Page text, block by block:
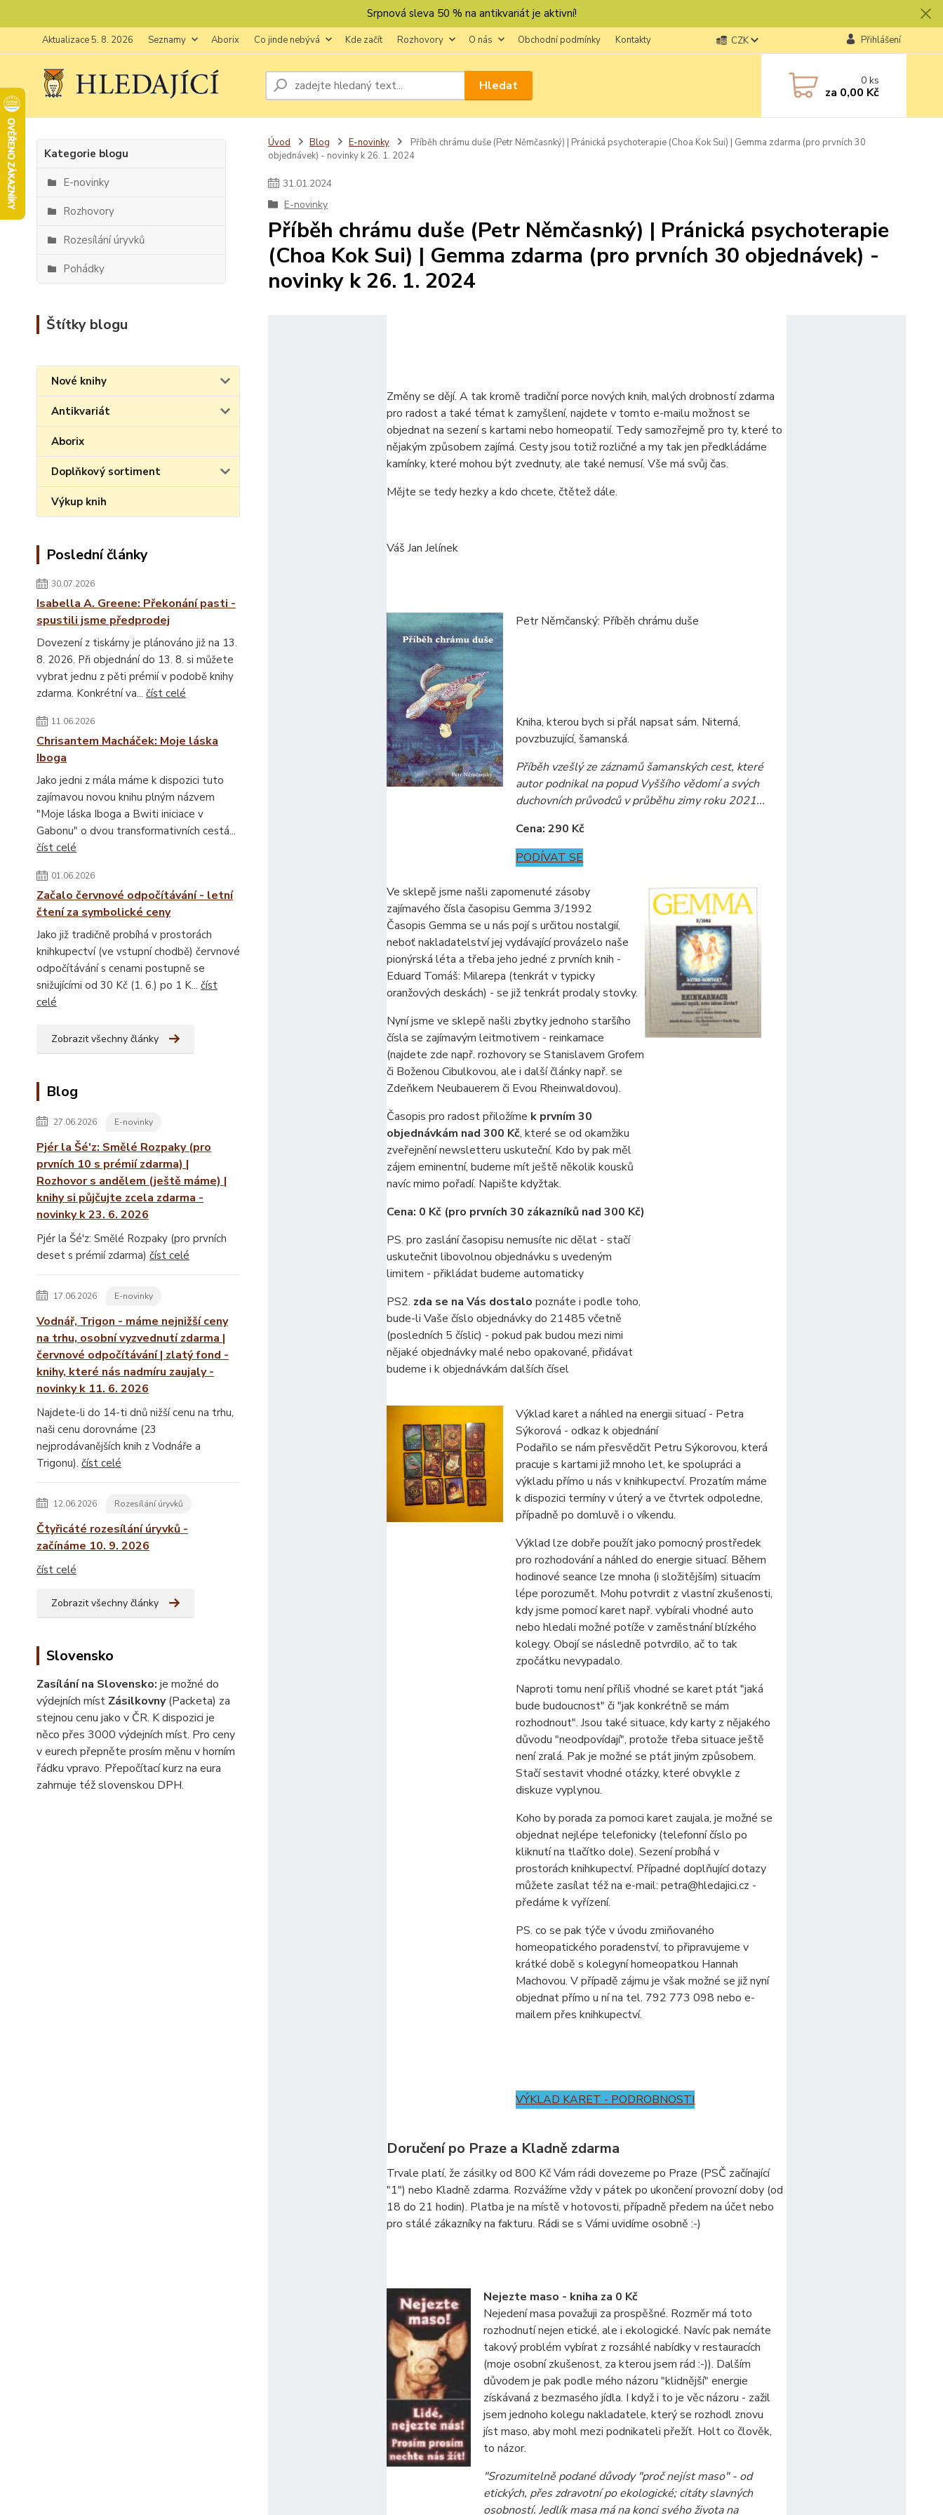
Srpnová sleva 50 % na antikvariát je aktivní!
Aktualizace 5. 8. 2026 Seznamy Aborix Co jinde nebývá Kde začít Rozhovory O nás Obchodní podmínky Kontakty CZK Přihlášení
Hledat 0ks
za 0,00 Kč
Kategorie blogu
E-novinky
Rozhovory
Rozesílání úryvků
Pohádky
Štítky blogu
Nové knihy
Antikvariát
Aborix
Doplňkový sortiment
Výkup knih
Poslední články
30.07.2026
Isabella A. Greene: Překonání pasti -
spustili jsme předprodej
Dovezení z tiskárny je plánováno již na 13.
8. 2026. Při objednání do 13. 8. si můžete
vybrat jednu z pěti prémií v podobě knihy
zdarma. Konkrétní va... číst celé
11.06.2026
Chrisantem Macháček: Moje láska
Iboga
Jako jedni z mála máme k dispozici tuto
zajímavou novou knihu plným názvem
"Moje láska Iboga a Bwiti iniciace v
Gabonu" o dvou transformativních cestá...
číst celé
01.06.2026
Začalo červnové odpočítávání - letní
čtení za symbolické ceny
Jako již tradičně probíhá v prostorách
knihkupectví (ve vstupní chodbě) červnové
odpočítávání s cenami postupně se
snižujícími od 30 Kč (1. 6.) po 1 K... číst
celé
Zobrazit všechny články
Blog
27.06.2026 E-novinky
Pjér la Šé'z: Smělé Rozpaky (pro
prvních 10 s prémií zdarma) |
Rozhovor s andělem (ještě máme) |
knihy si půjčujte zcela zdarma -
novinky k 23. 6. 2026
Pjér la Šé'z: Smělé Rozpaky (pro prvních
deset s prémií zdarma) číst celé
17.06.2026 E-novinky
Vodnář, Trigon - máme nejnižší ceny
na trhu, osobní vyzvednutí zdarma |
červnové odpočítávání | zlatý fond -
knihy, které nás nadmíru zaujaly -
novinky k 11. 6. 2026
Najdete-li do 14-ti dnů nižší cenu na trhu,
naši cenu dorovnáme (23
nejprodávanějších knih z Vodnáře a
Trigonu). číst celé
12.06.2026 Rozesílání úryvků
Čtyřicáté rozesílání úryvků -
začínáme 10. 9. 2026
číst celé
Zobrazit všechny články
Slovensko
Zasílání na Slovensko: je možné do
výdejních míst Zásilkovny(Packeta) za
stejnou cenu jako v ČR. K dispozici je
něco přes 3000 výdejních míst. Pro ceny
v eurech přepněte prosím měnu v horním
řádku vpravo. Přepočítací kurz na eura
zahrnuje též slovenskou DPH.
Úvod Blog E-novinky
Příběh chrámu duše (Petr Němčasnký) | Pránická psychoterapie (Choa Kok Sui) | Gemma zdarma (pro prvních 30
objednávek) - novinky k 26. 1. 2024
31.01.2024
E-novinky
Příběh chrámu duše (Petr Němčasnký) | Pránická psychoterapie
(Choa Kok Sui) | Gemma zdarma (pro prvních 30 objednávek) -
novinky k 26. 1. 2024
Změny se dějí. A tak kromě tradiční porce nových knih, malých drobností zdarma
pro radost a také témat k zamyšlení, najdete v tomto e-mailu možnost se
objednat na sezení s kartami nebo homeopatií. Tedy samozřejmě pro ty, které to
nějakým způsobem zajímá. Cesty jsou totiž rozličné a my tak jen předkládáme
kamínky, které mohou být zvednuty, ale také nemusí. Vše má svůj čas.
Mějte se tedy hezky a kdo chcete, čtětež dále.
Váš Jan Jelínek
Petr Němčanský: Příběh chrámu duše
Kniha, kterou bych si přál napsat sám. Niterná,
povzbuzující, šamanská.
Příběh vzešlý ze záznamů šamanských cest, které
autor podnikal na popud Vyššího vědomí a svých
duchovních průvodců v průběhu zimy roku 2021...
Cena: 290 Kč
PODÍVAT SE
Ve sklepě jsme našli zapomenuté zásoby
zajímavého čísla časopisu Gemma 3/1992
Časopis Gemma se u nás pojí s určitou nostalgií,
neboť nakladatelství jej vydávající provázelo naše
pionýrská léta a třeba jeho jedné z prvních knih -
Eduard Tomáš: Milarepa (tenkrát v typicky
oranžových deskách) - se již tenkrát prodaly stovky.
Nyní jsme ve sklepě našli zbytky jednoho staršího
čísla se zajímavým leitmotivem - reinkarnace
(najdete zde např. rozhovory se Stanislavem Grofem
či Boženou Cibulkovou, ale i další články např. se
Zdeňkem Neubauerem či Evou Rheinwaldovou).
Časopis pro radost přiložíme k prvním 30
objednávkám nad 300 Kč, které se od okamžiku
zveřejnění newsletteru uskuteční. Kdo by pak měl
zájem eminentní, budeme mít ještě několik kousků
navíc mimo pořadí. Napište kdyžtak.
Cena: 0 Kč (pro prvních 30 zákazníků nad 300 Kč)
PS. pro zaslání časopisu nemusíte nic dělat - stačí
uskutečnit libovolnou objednávku s uvedeným
limitem - přikládat budeme automaticky
PS2. zda se na Vás dostalo poznáte i podle toho,
bude-li Vaše číslo objednávky do 21485 včetně
(posledních 5 číslic) - pokud pak budou mezi nimi
nějaké objednávky malé nebo opakované, přidávat
budeme i k objednávkám dalších čísel
Výklad karet a náhled na energii situací - Petra
Sýkorová - odkaz k objednání
Podařilo se nám přesvědčit Petru Sýkorovou, která
pracuje s kartami již mnoho let, ke spolupráci a
výkladu přímo u nás v knihkupectví. Prozatím máme
k dispozici termíny v úterý a ve čtvrtek odpoledne,
případně po domluvě i o víkendu.
Výklad lze dobře použít jako pomocný prostředek
pro rozhodování a náhled do energie situací. Během
hodinové seance lze mnoha (i složitějším) situacím
lépe porozumět. Mohu potvrdit z vlastní zkušenosti,
kdy jsme pomocí karet např. vybírali vhodné auto
nebo hledali možné potíže v zaměstnání blízkého
kolegy. Obojí se následně potvrdilo, ač to tak
zpočátku nevypadalo.
Naproti tomu není příliš vhodné se karet ptát "jaká
bude budoucnost" či "jak konkrétně se mám
rozhodnout". Jsou také situace, kdy karty z nějakého
důvodu "neodpovídají", protože třeba situace ještě
není zralá. Pak je možné se ptát jiným způsobem.
Stačí sestavit vhodné otázky, které obvykle z
diskuze vyplynou.
Koho by porada za pomoci karet zaujala, je možné se
objednat nejlépe telefonicky (telefonní číslo po
kliknutí na tlačítko dole). Sezení probíhá v
prostorách knihkupectví. Případné doplňující dotazy
můžete zasílat též na e-mail: petra@hledajici.cz -
předáme k vyřízení.
PS. co se pak týče v úvodu zmiňovaného
homeopatického poradenství, to připravujeme v
krátké době s kolegyní homeopatkou Hannah
Machovou. V případě zájmu je však možné se již nyní
objednat přímo u ní na tel. 792 773 098 nebo e-
mailem přes knihkupectví.
VÝKLAD KARET - PODROBNOSTI
Doručení po Praze a Kladně zdarma
Trvale platí, že zásilky od 800 Kč Vám rádi dovezeme po Praze (PSČ začínající
"1") nebo Kladně zdarma. Rozvážíme vždy v pátek po ukončení provozní doby (od
18 do 21 hodin). Platba je na místě v hotovosti, případně předem na účet nebo
pro stálé zákazníky na fakturu. Rádi se s Vámi uvidíme osobně :-)
Nejezte maso - kniha za 0 Kč
Nejedení masa považuji za prospěšné. Rozměr má toto
rozhodnutí nejen etické, ale i ekologické. Navíc pak nemáte
takový problém vybírat z rozsáhlé nabídky v restauracích
(moje osobní zkušenost, za kterou jsem rád :-)). Dalším
důvodem je pak podle mého názoru "klidnější" energie
získávaná z bezmasého jídla. I když i to je věc názoru - zažil
jsem jednoho kolegu nakladatele, který se rozhodl znovu
jíst maso, aby mohl mezi podnikateli přežít. Holt co člověk,
to názor.
"Srozumitelně podané důvody "proč nejíst maso" - od
etických, přes zdravotní po ekologické; citáty slavných
osobností. Jedlík masa má na konci svého života na